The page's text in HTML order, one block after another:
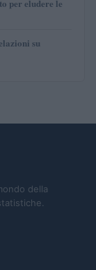
per eludere le
su
della